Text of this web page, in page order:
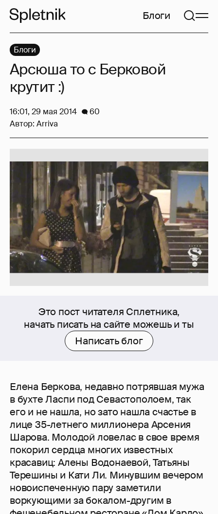
Блоги
Это пост читателя Сплетника,
начать писать на сайте можешь и ты
Написать блог
Елена Беркова, недавно потрявшая мужа
в бухте Ласпи под Севастополоем, так
его и не нашла, но зато нашла счастье в
лице 35-летнего миллионера Арсения
Шарова. Молодой ловелас в свое время
покорил сердца многих известных
красавиц: Алены Водонаевой, Татьяны
Терешины и Кати Ли. Минувшим вечером
новоиспеченную пару заметили
воркующими за бокалом-другим в
Блоги
Арсюша то с Берковой
крутит :)
16:01, 29 мая 2014
60
Автор: Arriva